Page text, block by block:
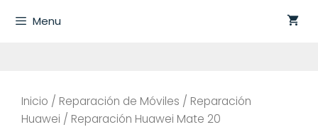
Menu
Inicio / Reparación de Móviles / Reparación
Huawei / Reparación Huawei Mate 20